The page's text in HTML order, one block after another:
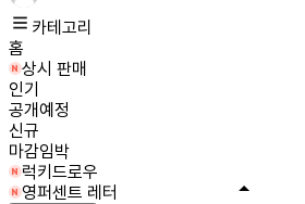
카테고리
홈
상시 판매
인기
공개예정
신규
마감임박
럭키드로우
영퍼센트 레터